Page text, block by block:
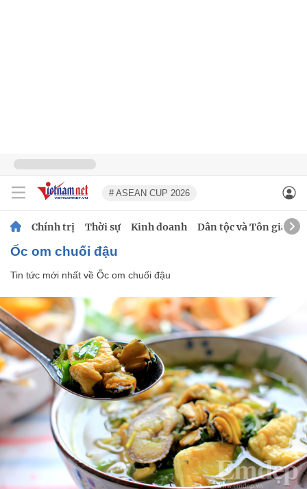
# ASEAN CUP 2026
Chính trị Thời sự Kinh doanh Dân tộc và Tôn giáo
Ốc om chuối đậu
Tin tức mới nhất về Ốc om chuối đậu